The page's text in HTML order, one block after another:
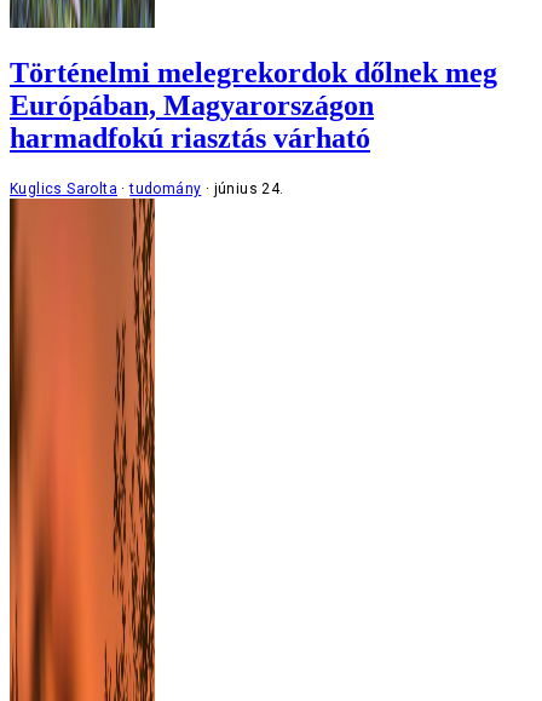
Történelmi melegrekordok dőlnek meg
Európában, Magyarországon
harmadfokú riasztás várható
Kuglics Sarolta tudomány június 24.